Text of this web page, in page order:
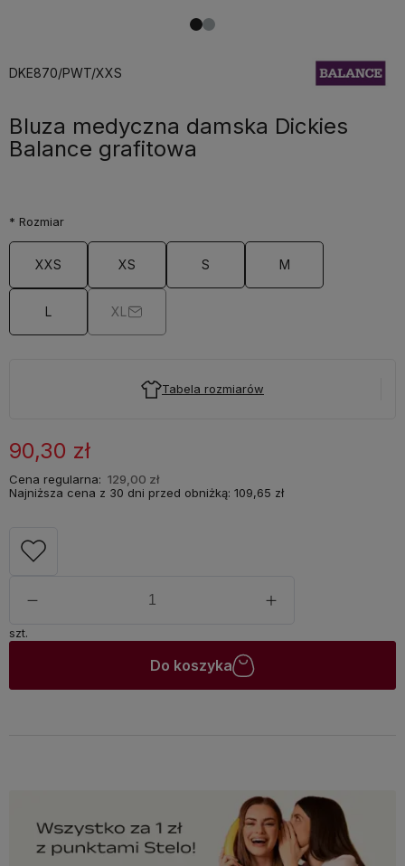
DKE870/PWT/XXS
Bluza medyczna damska Dickies
Balance grafitowa
* Rozmiar
XXS XS S M
L XL
Tabela rozmiarów
90,30 zł
Cena regularna: 129,00 zł
Najniższa cena z 30 dni przed obniżką: 109,65 zł
szt.
Do koszyka